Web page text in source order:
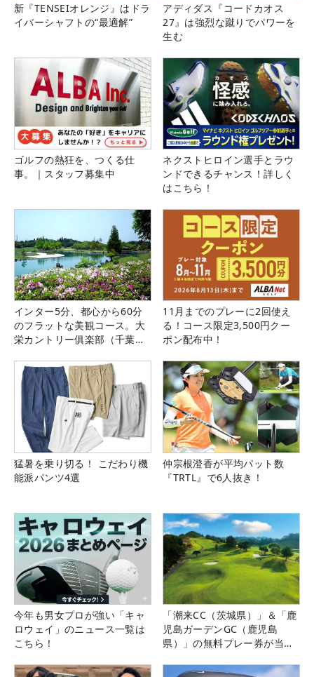
新『TENSEIオレンジ』はドラ
イバーシャフトの“最適解”
アディダス『コードカオス
27』は強烈な蹴りでパワーを
生む
ゴルフの熱狂を、つくる仕
事。｜スタッフ募集中
ネクストヒロイン選手とラウ
ンドできるチャンス！詳しく
はこちら！
インター5分、都心から60分
のフラットな美観コース。大
栄カントリー俱楽部（千葉
11月までのプレーに2回使え
る！コース限定3,500円クー
ポン配布中！
猛暑を乗り切る！ こだわり機
能派パンツ4選
仲宗根澄香が平均パット数
『TRTL』で6人抜き！
今年も男女プロが強い「キャ
ロウェイ」のニュース一覧は
こちら！
「潮来CC（茨城県）」＆「鹿
児島ガーデンGC（鹿児島
県）」の無料プレー券が当た